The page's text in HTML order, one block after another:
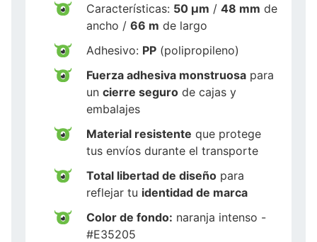
Características: 50 µm / 48 mm de
ancho / 66 m de largo
Adhesivo: PP (polipropileno)
Fuerza adhesiva monstruosa para
un cierre seguro de cajas y
embalajes
Material resistente que protege
tus envíos durante el transporte
Total libertad de diseño para
reflejar tu identidad de marca
Color de fondo: naranja intenso -
#E35205